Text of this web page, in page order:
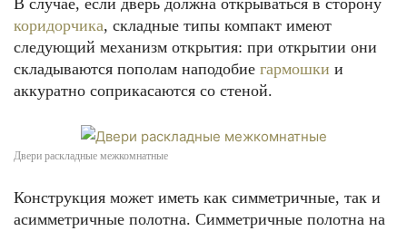
В случае, если дверь должна открываться в сторону
коридорчика, складные типы компакт имеют
следующий механизм открытия: при открытии они
складываются пополам наподобие гармошки и
аккуратно соприкасаются со стеной.
Двери раскладные межкомнатные
Конструкция может иметь как симметричные, так и
асимметричные полотна. Симметричные полотна на